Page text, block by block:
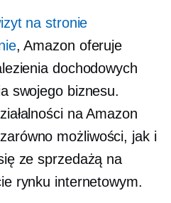
na stronie
, Amazon oferuje
dochodowych
swojego biznesu.
na Amazon
możliwości, jak i
ze sprzedażą na
rynku internetowym.